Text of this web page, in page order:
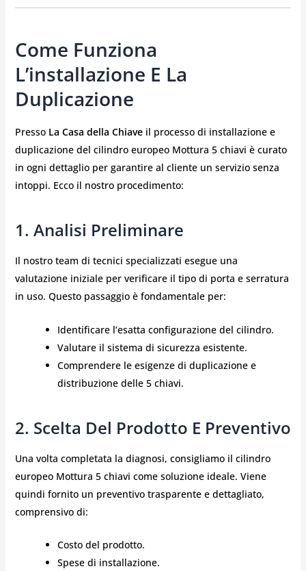
Come Funziona
L’installazione E La
Duplicazione
Presso La Casa della Chiaveil processo di installazione e
duplicazione del cilindro europeo Mottura 5 chiavi è curato
in ogni dettaglio per garantire al cliente un servizio senza
intoppi. Ecco il nostro procedimento:
1. Analisi Preliminare
Il nostro team di tecnici specializzati esegue una
valutazione iniziale per verificare il tipo di porta e serratura
in uso. Questo passaggio è fondamentale per:
Identificare l’esatta configurazione del cilindro.
Valutare il sistema di sicurezza esistente.
Comprendere le esigenze di duplicazione e
distribuzione delle 5 chiavi.
2. Scelta Del Prodotto E Preventivo
Una volta completata la diagnosi, consigliamo il cilindro
europeo Mottura 5 chiavi come soluzione ideale. Viene
quindi fornito un preventivo trasparente e dettagliato,
comprensivo di:
Costo del prodotto.
Spese di installazione.